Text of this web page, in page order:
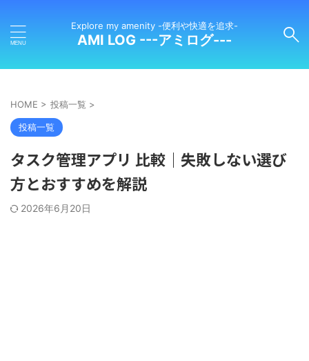
Explore my amenity -便利や快適を追求-
AMI LOG ---アミログ---
HOME > 投稿一覧 >
投稿一覧
タスク管理アプリ 比較｜失敗しない選び
方とおすすめを解説
2026年6月20日